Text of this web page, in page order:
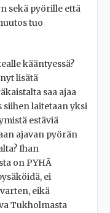
sekä pyörille että
tuo
kääntyessä?
lisätä
saa ajaa
siihen laitetaan yksi
estäviä
ajavan pyörän
Ihan
on PYHÄ
ei
eikä
Tukholmasta